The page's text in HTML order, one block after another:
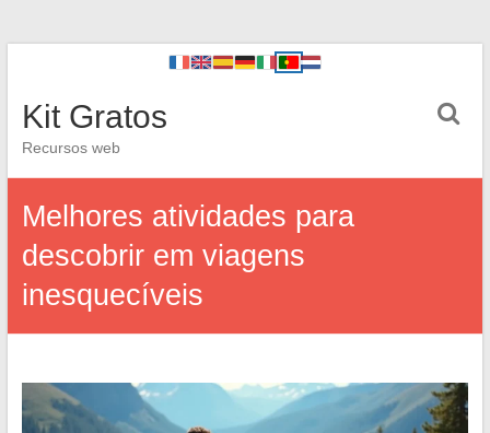
Kit Gratos
Recursos web
Melhores atividades para
descobrir em viagens
inesquecíveis